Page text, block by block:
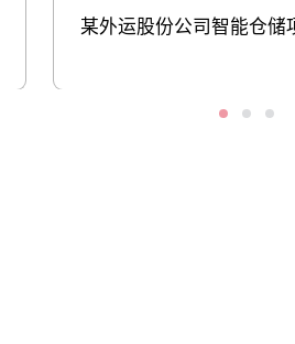
某外运股份公司智能仓储